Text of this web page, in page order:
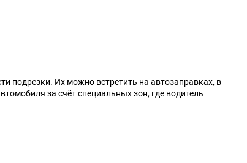
подрезки. Их можно встретить на автозаправках, в
за счёт специальных зон, где водитель